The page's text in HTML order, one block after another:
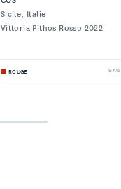
Sicile, Italie
Vittoria Pithos Rosso 2022
ROUGE SAQ